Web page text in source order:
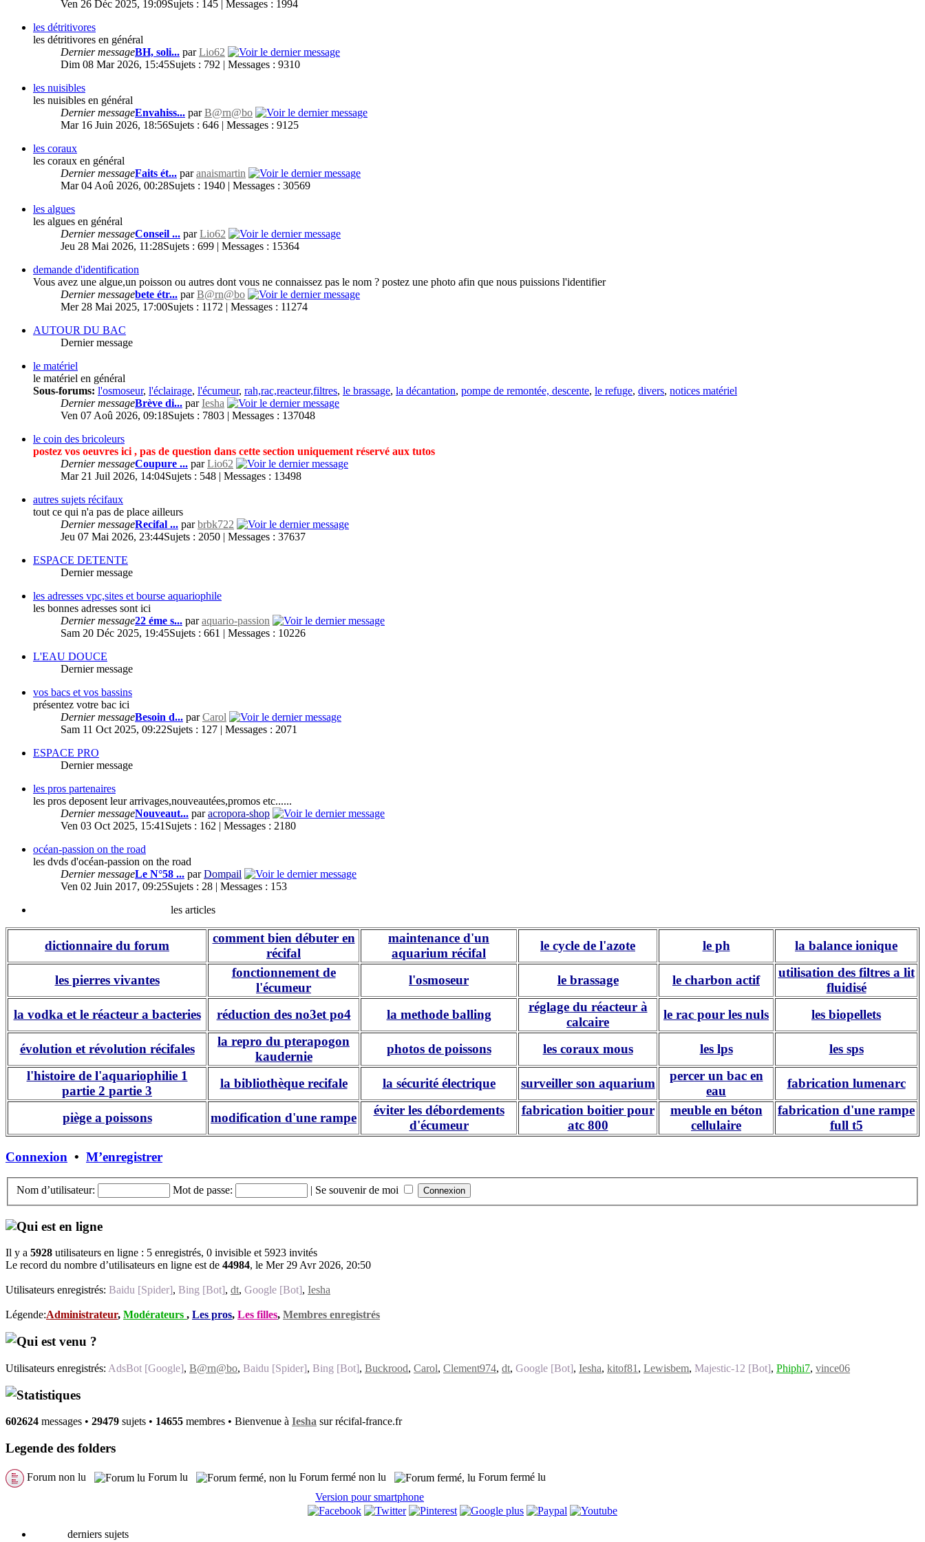
Ven 26 Déc 2025, 19:09Sujets : 145 | Messages : 1994
les détritivores
les détritivores en général
Dernier messageBH, soli... parLio62
Dim 08 Mar 2026, 15:45Sujets : 792 | Messages : 9310
les nuisibles
les nuisibles en général
Dernier messageEnvahiss... parB@rn@bo
Mar 16 Juin 2026, 18:56Sujets : 646 | Messages : 9125
les coraux
les coraux en général
Dernier messageFaits ét... paranaismartin
Mar 04 Aoû 2026, 00:28Sujets : 1940 | Messages : 30569
les algues
les algues en général
Dernier messageConseil ... parLio62
Jeu 28 Mai 2026, 11:28Sujets : 699 | Messages : 15364
demande d'identification
Vous avez une algue,un poisson ou autres dont vous ne connaissez pas le nom ? postez une photo afin que nous puissions l'identifier
Dernier messagebete étr... parB@rn@bo
Mer 28 Mai 2025, 17:00Sujets : 1172 | Messages : 11274
AUTOUR DU BAC
Dernier message
le matériel
le matériel en général
Sous-forums: l'osmoseur, l'éclairage, l'écumeur, rah,rac,reacteur,filtres, le brassage, la décantation, pompe de remontée, descente, le refuge, divers, notices matériel
Dernier messageBrève di... parIesha
Ven 07 Aoû 2026, 09:18Sujets : 7803 | Messages : 137048
le coin des bricoleurs
postez vos oeuvres ici , pas de question dans cette section uniquement réservé aux tutos
Dernier messageCoupure ... parLio62
Mar 21 Juil 2026, 14:04Sujets : 548 | Messages : 13498
autres sujets récifaux
tout ce qui n'a pas de place ailleurs
Dernier messageRecifal ... parbrbk722
Jeu 07 Mai 2026, 23:44Sujets : 2050 | Messages : 37637
ESPACE DETENTE
Dernier message
les adresses vpc,sites et bourse aquariophile
les bonnes adresses sont ici
Dernier message22 éme s... paraquario-passion
Sam 20 Déc 2025, 19:45Sujets : 661 | Messages : 10226
L'EAU DOUCE
Dernier message
vos bacs et vos bassins
présentez votre bac ici
Dernier messageBesoin d... parCarol
Sam 11 Oct 2025, 09:22Sujets : 127 | Messages : 2071
ESPACE PRO
Dernier message
les pros partenaires
les pros deposent leur arrivages,nouveautées,promos etc......
Dernier messageNouveaut... paracropora-shop
Ven 03 Oct 2025, 15:41 Sujets : 162 | Messages : 2180
océan-passion on the road
les dvds d'océan-passion on the road
Dernier messageLe N°58 ... parDompail
Ven 02 Juin 2017, 09:25Sujets : 28 | Messages : 153
les articles
dictionnaire du forum
comment bien débuter en
récifal
maintenance d'un
aquarium récifal
le cycle de l'azote le ph la balance ionique
les pierres vivantes
fonctionnement de
l'écumeur
l'osmoseur le brassage le charbon actif
utilisation des filtres a lit
fluidisé
la vodka et le réacteur a bacteries
réduction des no3et po4 la methode balling
réglage du réacteur à
calcaire
le rac pour les nuls les biopellets
évolution et révolution récifales
la repro du pterapogon
kaudernie
photos de poissons les coraux mous les lps
les sps
l'histoire de l'aquariophilie 1
partie 2 partie 3
la bibliothèque recifale la sécurité électrique surveiller son aquarium
percer un bac en
eau
fabrication lumenarc
piège a poissons modification d'une rampe
éviter les débordements
d'écumeur
fabrication boitier pour
atc 800
meuble en béton
cellulaire
fabrication d'une rampe
full t5
Connexion • M’enregistrer
Nom d’utilisateur: Mot de passe: | Se souvenir de moi
Qui est en ligne
Il y a 5928 utilisateurs en ligne : 5 enregistrés, 0 invisible et 5923 invités
Le record du nombre d’utilisateurs en ligne est de 44984, le Mer 29 Avr 2026, 20:50
Utilisateurs enregistrés: Baidu [Spider], Bing [Bot], dt, Google [Bot], Iesha
Légende:Administrateur, Modérateurs , Les pros, Les filles, Membres enregistrés
Qui est venu ?
Utilisateurs enregistrés: AdsBot [Google], B@rn@bo, Baidu [Spider], Bing [Bot], Buckrood, Carol, Clement974, dt, Google [Bot], Iesha, kitof81 , Lewisbem, Majestic-12 [Bot], Phiphi7, vince06
Statistiques
602624 messages • 29479 sujets • 14655 membres • Bienvenue à Iesha sur récifal-france.fr
Legende des folders
Forum non lu Forum lu Forum fermé non lu
Forum fermé lu
Version pour smartphone
derniers sujets